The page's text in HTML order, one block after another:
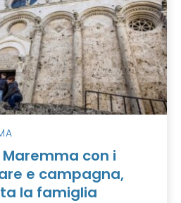
con i
e campagna,
la famiglia